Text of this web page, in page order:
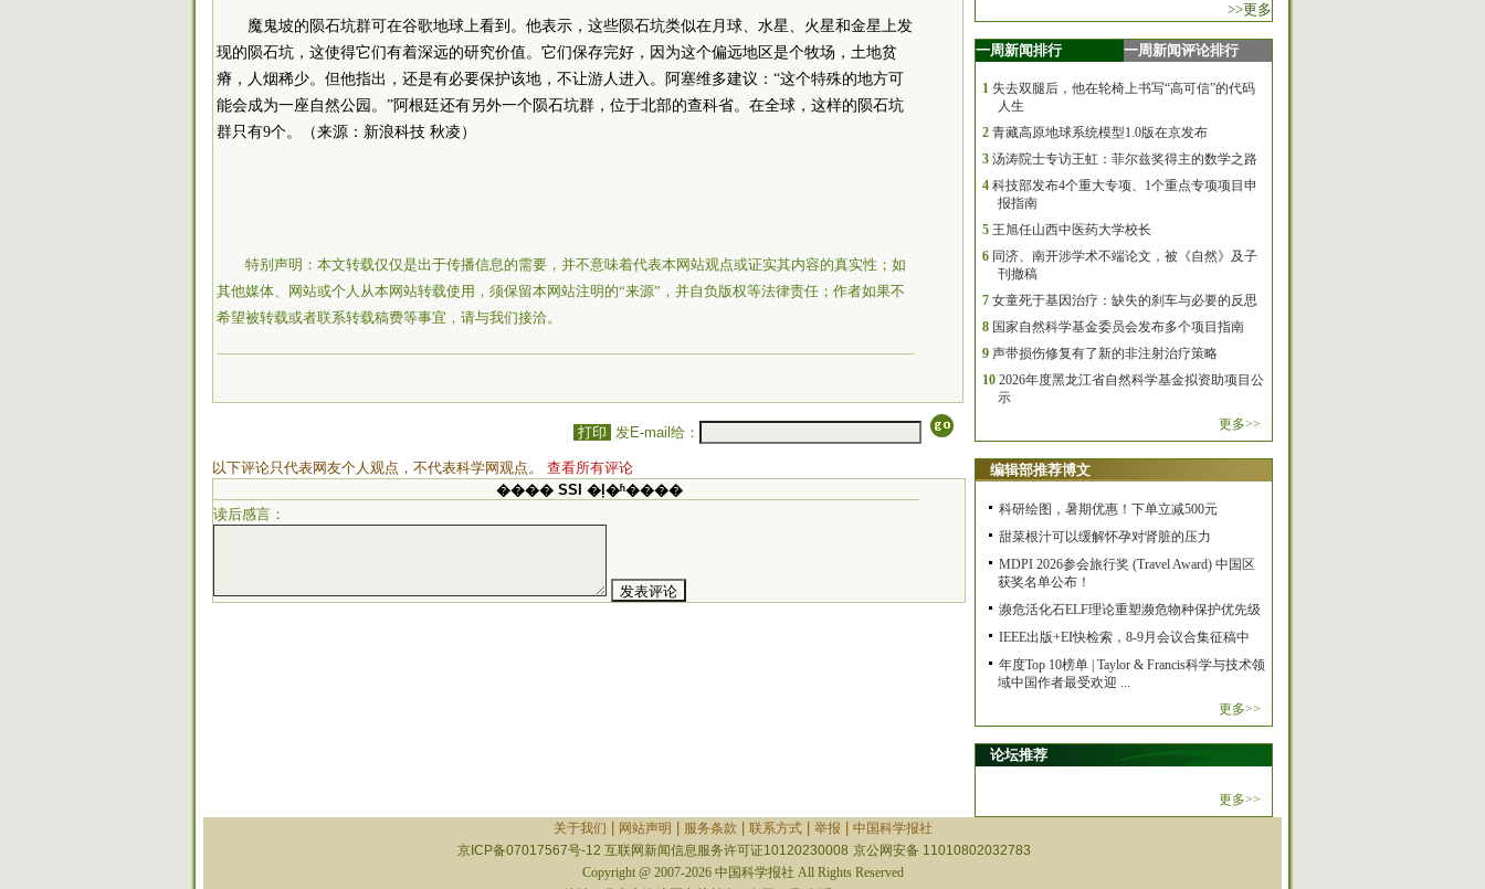
魔鬼坡的陨石坑群可在谷歌地球上看到。他表示，这些陨石坑类似在月球、水星、火星和金星上发
现的陨石坑，这使得它们有着深远的研究价值。它们保存完好，因为这个偏远地区是个牧场，土地贫
瘠，人烟稀少。但他指出，还是有必要保护该地，不让游人进入。阿塞维多建议：“这个特殊的地方可
能会成为一座自然公园。”阿根廷还有另外一个陨石坑群，位于北部的查科省。在全球，这样的陨石坑
群只有9个。（来源：新浪科技 秋凌）
特别声明：本文转载仅仅是出于传播信息的需要，并不意味着代表本网站观点或证实其内容的真实性；如
其他媒体、网站或个人从本网站转载使用，须保留本网站注明的“来源”，并自负版权等法律责任；作者如果不
希望被转载或者联系转载稿费等事宜，请与我们接洽。
打印 发E-mail给：
以下评论只代表网友个人观点，不代表科学网观点。 查看所有评论
���� SSI �ļ�ʱ����
读后感言：
>>更多
一周新闻排行 一周新闻评论排行
1 失去双腿后，他在轮椅上书写“高可信”的代码
人生
2 青藏高原地球系统模型1.0版在京发布
3 汤涛院士专访王虹：菲尔兹奖得主的数学之路
4 科技部发布4个重大专项、1个重点专项项目申
报指南
5 王旭任山西中医药大学校长
6 同济、南开涉学术不端论文，被《自然》及子
刊撤稿
7 女童死于基因治疗：缺失的刹车与必要的反思
8 国家自然科学基金委员会发布多个项目指南
9 声带损伤修复有了新的非注射治疗策略
10 2026年度黑龙江省自然科学基金拟资助项目公
示
更多>>
编辑部推荐博文
科研绘图，暑期优惠！下单立减500元
甜菜根汁可以缓解怀孕对肾脏的压力
MDPI 2026参会旅行奖 (Travel Award) 中国区
获奖名单公布！
濒危活化石ELF理论重塑濒危物种保护优先级
IEEE出版+EI快检索，8-9月会议合集征稿中
年度Top 10榜单 | Taylor & Francis科学与技术领
域中国作者最受欢迎 ...
更多>>
论坛推荐
更多>>
关于我们
网站声明 服务条款 联系方式| 举报
中国科学报社
京ICP备07017567号-12 互联网新闻信息服务许可证10120230008 京公网安备 11010802032783
Copyright @ 2007-2026 中国科学报社 All Rights Reserved